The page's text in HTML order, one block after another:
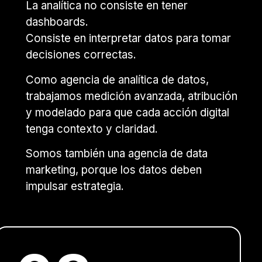
La analítica no consiste en tener
dashboards.
Consiste en interpretar datos para tomar
decisiones correctas.
Como agencia de analítica de datos,
trabajamos medición avanzada, atribución
y modelado para que cada acción digital
tenga contexto y claridad.
Somos también una agencia de data
marketing, porque los datos deben
impulsar estrategia.